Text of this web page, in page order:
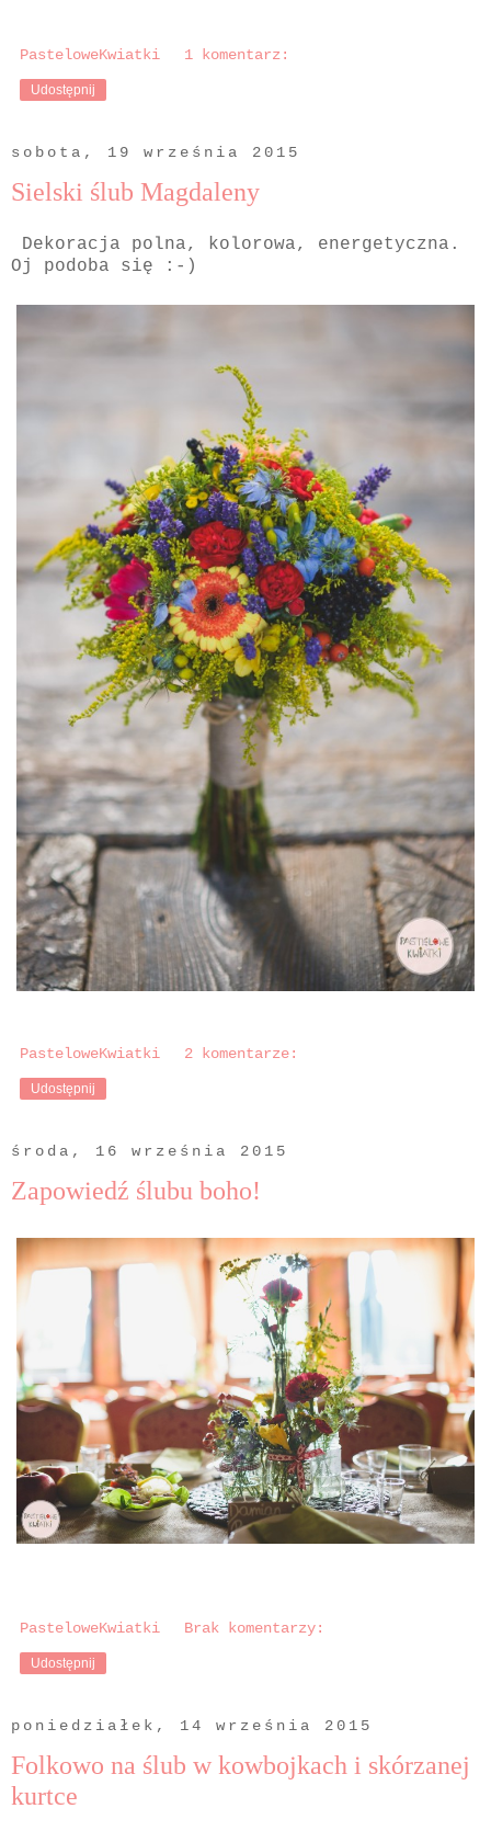
PasteloweKwiatki 1 komentarz:
Udostępnij
sobota, 19 września 2015
Sielski ślub Magdaleny
Dekoracja polna, kolorowa, energetyczna.
Oj podoba się :-)
PasteloweKwiatki 2 komentarze:
Udostępnij
środa, 16 września 2015
Zapowiedź ślubu boho!
PasteloweKwiatki Brak komentarzy:
Udostępnij
poniedziałek, 14 września 2015
Folkowo na ślub w kowbojkach i skórzanej
kurtce